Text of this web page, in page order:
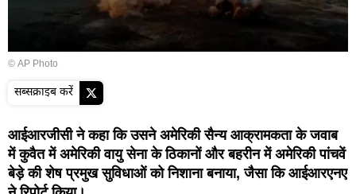
© AP Photo
सब्सक्राइब करें
आईआरजीसी ने कहा कि उसने अमेरिकी सैन्य आक्रामकता के जवाब
में कुवैत में अमेरिकी वायु सेना के ठिकानों और बहरीन में अमेरिकी पांचवें
बेड़े की शेष प्रमुख सुविधाओं को निशाना बनाया, जैसा कि आईआरएनए